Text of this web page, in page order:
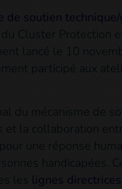
de soutien
Cluster Protection
lancé le 10
participé aux
du mécanisme de
et la collaboration
une réponse
handicapées.
les lignes